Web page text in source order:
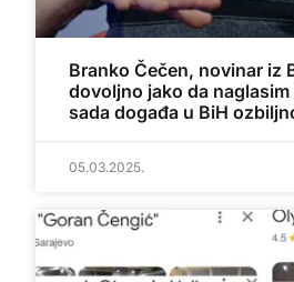
Branko Čečen, novinar iz
dovoljno jako da
sada događa u BiH
05.03.2025.